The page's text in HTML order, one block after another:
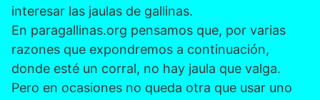
interesar las jaulas de gallinas.
En paragallinas.org pensamos que, por varias
razones que expondremos a continuación,
donde esté un corral, no hay jaula que valga.
Pero en ocasiones no queda otra que usar uno